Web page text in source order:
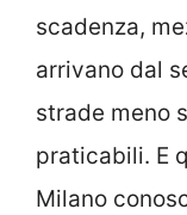
scadenza,
arrivano dal
strade meno
praticabili. E
Milano